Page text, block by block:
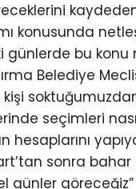
konusunda
günlerde bu konu
Belediye
seçimleri
hesaplarını
sonra
günler